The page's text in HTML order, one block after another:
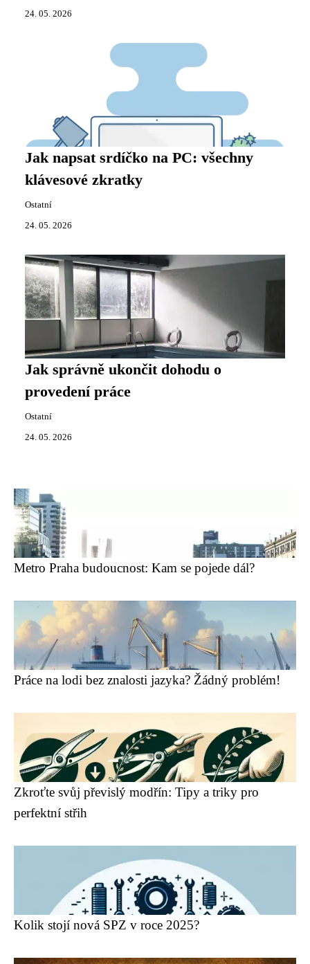
24. 05. 2026
Jak napsat srdíčko na PC: všechny
klávesové zkratky
Ostatní
24. 05. 2026
Jak správně ukončit dohodu o
provedení práce
Ostatní
24. 05. 2026
Metro Praha budoucnost: Kam se pojede dál?
Práce na lodi bez znalosti jazyka? Žádný problém!
Zkroťte svůj převislý modřín: Tipy a triky pro
perfektní střih
Kolik stojí nová SPZ v roce 2025?